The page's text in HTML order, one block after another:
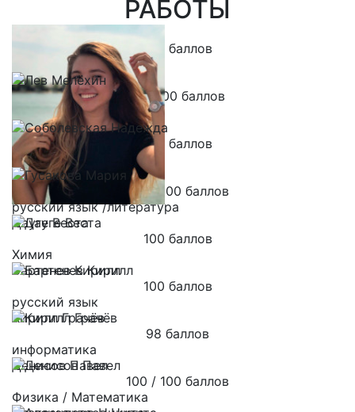
РАБОТЫ
Кутовая Ева
100 баллов
обществознание
Лев Мелёхин
100/100 баллов
математика/физика
Соболевская Надежда
100 баллов
информатика
Гусакова Мария
100 / 100 баллов
русский язык /литература
Дауге Веста
100 баллов
Химия
Бартенев Кирилл
100 баллов
русский язык
Кирилл Грачёв
98 баллов
информатика
Денисов Павел
100 / 100 баллов
Физика / Математика